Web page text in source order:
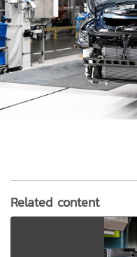
Related content